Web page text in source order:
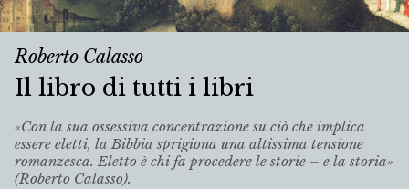
Roberto Calasso
Il libro di tutti i libri
«Con la sua ossessiva concentrazione su ciò che implica
essere eletti, la Bibbia sprigiona una altissima tensione
romanzesca. Eletto è chi fa procedere le storie – e la storia»
(Roberto Calasso).